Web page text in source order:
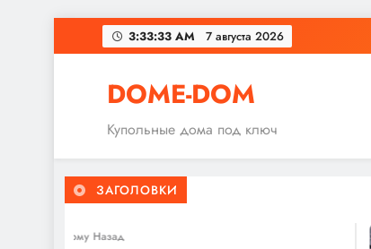
Перейти
к
3:33:35 AM 7 августа 2026
DOME-DOM
Купольные дома под ключ
ЗАГОЛОВКИ
купольных домах
Круговорот: Умное
пространства внутри
купольных домов